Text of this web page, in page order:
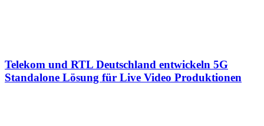
Telekom und RTL Deutschland entwickeln 5G
Standalone Lösung für Live Video Produktionen